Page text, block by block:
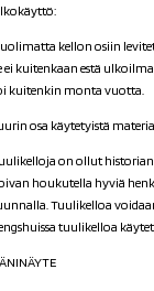
kellon osiin
ei kuitenkaan estä
kuitenkin monta vuotta.
osa käytetyistä
on ollut
houkutella hyviä
Tuulikelloa
tuulikelloa